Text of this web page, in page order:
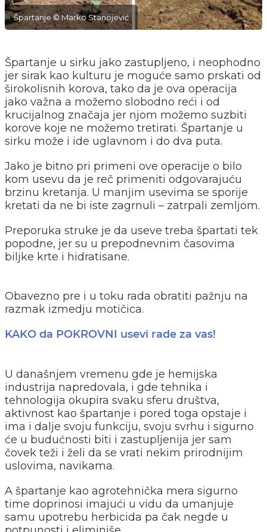
Špartanje © Marko Stanojević
Špartanje u sirku jako zastupljeno, i neophodno
jer sirak kao kulturu je moguće samo prskati od
širokolisnih korova, tako da je ova operacija
jako važna a možemo slobodno reći i od
krucijalnog značaja jer njom možemo suzbiti
korove koje ne možemo tretirati. Špartanje u
sirku može i ide uglavnom i do dva puta.
Jako je bitno pri primeni ove operacije o bilo
kom usevu da je reč primeniti odgovarajuću
brzinu kretanja. U manjim usevima se sporije
kretati da ne bi iste zagrnuli – zatrpali zemljom.
Preporuka struke je da useve treba špartati tek
popodne, jer su u prepodnevnim časovima
biljke krte i hidratisane.
Obavezno pre i u toku rada obratiti pažnju na
razmak izmedju motičica.
KAKO da POKROVNI usevi rade za vas!
U današnjem vremenu gde je hemijska
industrija napredovala, i gde tehnika i
tehnologija okupira svaku sferu društva,
aktivnost kao špartanje i pored toga opstaje i
ima i dalje svoju funkciju, svoju svrhu i sigurno
će u budućnosti biti i zastupljenija jer sam
čovek teži i želi da se vrati nekim prirodnijim
uslovima, navikama.
A špartanje kao agrotehnička mera sigurno
time doprinosi imajući u vidu da umanjuje
samu upotrebu herbicida pa čak negde u